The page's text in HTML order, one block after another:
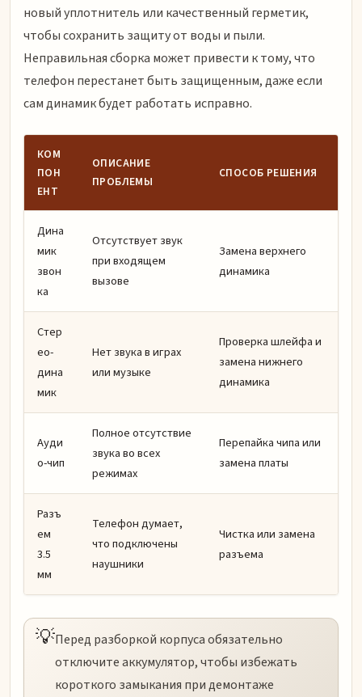
новый уплотнитель или качественный герметик,
чтобы сохранить защиту от воды и пыли.
Неправильная сборка может привести к тому, что
телефон перестанет быть защищенным, даже если
сам динамик будет работать исправно.
КОМ
ПОН
ЕНТ
ОПИСАНИЕ
ПРОБЛЕМЫ
СПОСОБ РЕШЕНИЯ
Дина
мик
звон
ка
Отсутствует звук
при входящем
вызове
Замена верхнего
динамика
Стер
ео-
дина
мик
Нет звука в играх
или музыке
Проверка шлейфа и
замена нижнего
динамика
Ауди
о-чип
Полное отсутствие
звука во всех
режимах
Перепайка чипа или
замена платы
Разъ
ем
3.5
мм
Телефон думает,
что подключены
наушники
Чистка или замена
разъема
💡Перед разборкой корпуса обязательно
отключите аккумулятор, чтобы избежать
короткого замыкания при демонтаже